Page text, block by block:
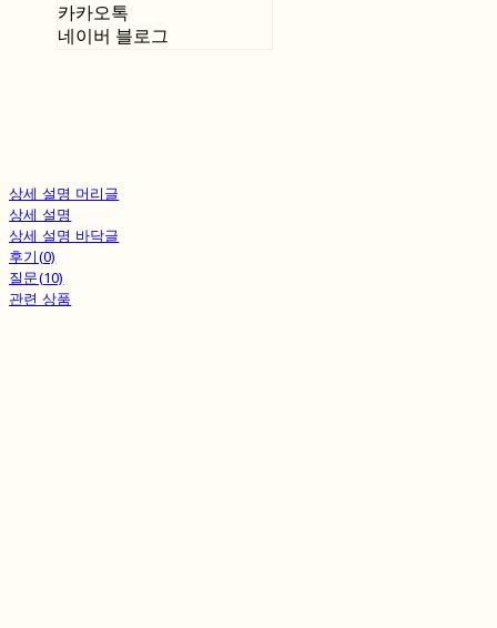
카카오톡
네이버 블로그
상세 설명 머리글
상세 설명
상세 설명 바닥글
후기(0)
질문(10)
관련 상품